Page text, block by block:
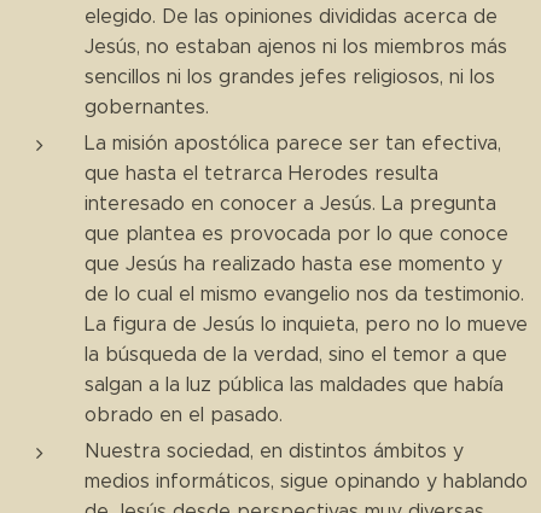
elegido. De las opiniones divididas acerca de
Jesús, no estaban ajenos ni los miembros más
sencillos ni los grandes jefes religiosos, ni los
gobernantes.
La misión apostólica parece ser tan efectiva,
que hasta el tetrarca Herodes resulta
interesado en conocer a Jesús. La pregunta
que plantea es provocada por lo que conoce
que Jesús ha realizado hasta ese momento y
de lo cual el mismo evangelio nos da testimonio.
La figura de Jesús lo inquieta, pero no lo mueve
la búsqueda de la verdad, sino el temor a que
salgan a la luz pública las maldades que había
obrado en el pasado.
Nuestra sociedad, en distintos ámbitos y
medios informáticos, sigue opinando y hablando